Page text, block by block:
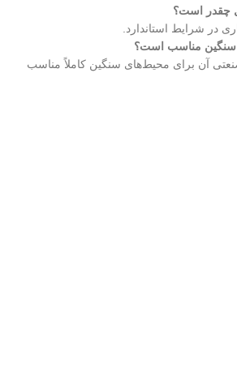
چقدر است؟
سنگین مناسب است؟
آن برای محیط‌های سنگین کاملاً مناسب